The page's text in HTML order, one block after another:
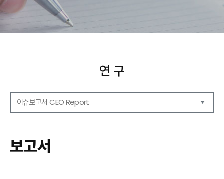
연 구
이슈보고서 CEO Report
CEO Brief
영상자료
보고서